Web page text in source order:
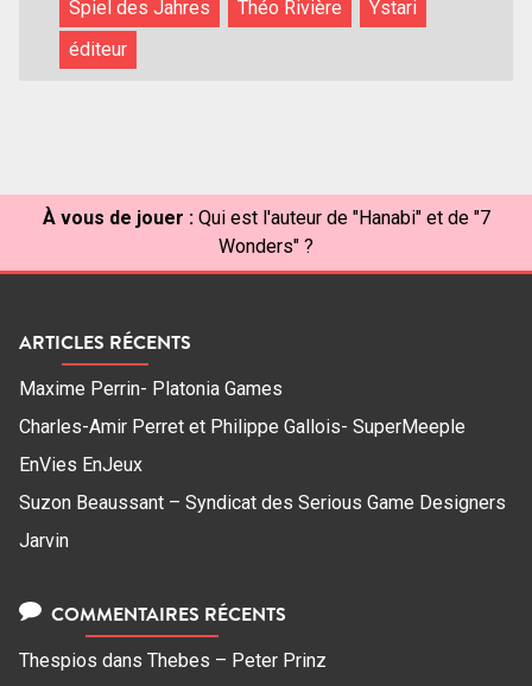
Spiel des Jahres
Théo Rivière
Ystari
éditeur
À vous de jouer : Qui est l'auteur de "Hanabi" et de "7
Wonders" ?
ARTICLES RÉCENTS
Maxime Perrin- Platonia Games
Charles-Amir Perret et Philippe Gallois- SuperMeeple
EnVies EnJeux
Suzon Beaussant – Syndicat des Serious Game Designers
Jarvin
COMMENTAIRES RÉCENTS
Thespios dans Thebes – Peter Prinz